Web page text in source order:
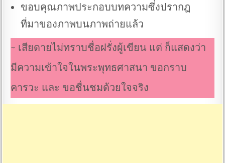
ขอบคุณภาพประกอบบทความซึ่งปรากฎ
ที่มาของภาพบนภาพถ่ายแล้ว
~ เสียดายไม่ทราบชื่อฝรั่งผู้เขียน แต่ ก็แสดงว่า
มีความเข้าใจในพระพุทธศาสนา ขอกราบ
คารวะ และ ขอชื่นชมด้วยใจจริง